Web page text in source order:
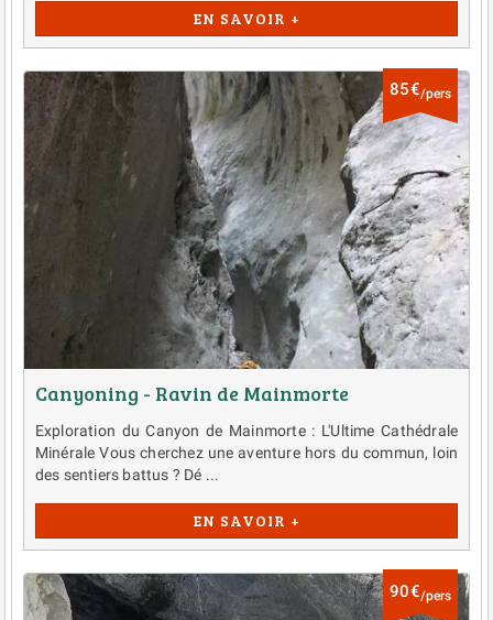
EN SAVOIR +
85€/pers
Canyoning - Ravin de Mainmorte
Exploration du Canyon de Mainmorte : L'Ultime Cathédrale
Minérale Vous cherchez une aventure hors du commun, loin
des sentiers battus ? Dé ...
EN SAVOIR +
90€/pers